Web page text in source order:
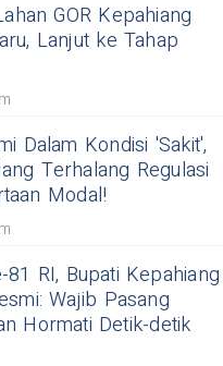
GOR Kepahiang
Lanjut ke Tahap
Dalam Kondisi 'Sakit',
Terhalang Regulasi
Modal!
RI, Bupati Kepahiang
Wajib Pasang
Hormati Detik-detik